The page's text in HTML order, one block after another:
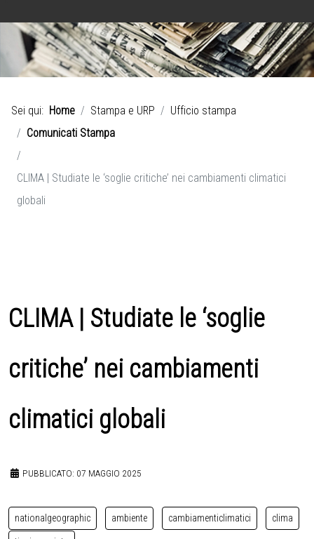
Sei qui: Home Stampa e URP
Ufficio stampa
Comunicati Stampa
CLIMA | Studiate le ‘soglie critiche’ nei cambiamenti climatici
globali
CLIMA | Studiate le ‘soglie
critiche’ nei cambiamenti
climatici globali
PUBBLICATO: 07 MAGGIO 2025
nationalgeographic ambiente cambiamenticlimatici clima